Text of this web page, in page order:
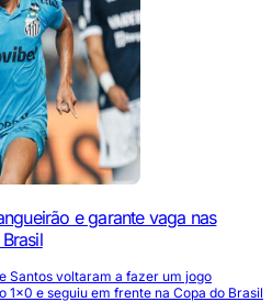
e garante vaga nas
Santos voltaram a fazer um jogo
1x0 e seguiu em frente na Copa do Brasil